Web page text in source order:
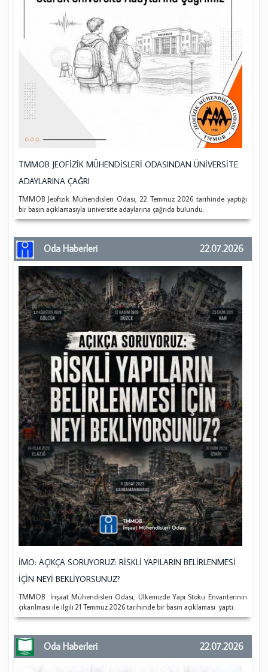
TMMOB JEOFİZİK MÜHENDİSLERİ ODASINDAN ÜNİVERSİTE
ADAYLARINA ÇAĞRI
TMMOB Jeofizik Mühendisleri Odası, 22 Temmuz 2026 tarihinde yaptığı
bir basın açıklamasıyla üniversite adaylarına çağrıda bulundu.
Oda Haberleri 22.07.2026
İMO: AÇIKÇA SORUYORUZ: RİSKLİ YAPILARIN BELİRLENMESİ
İÇİN NEYİ BEKLİYORSUNUZ?
TMMOB İnşaat Mühendisleri Odası, Ülkemizde Yapı Stoku Envanterinin
çıkarılması ile ilgili 21 Temmuz 2026 tarihinde bir basın açıklaması yaptı.
Oda Haberleri 22.07.2026